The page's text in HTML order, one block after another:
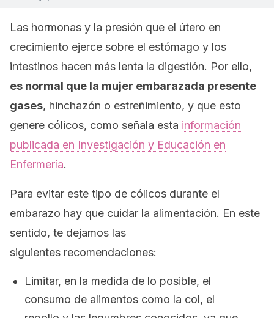
Las hormonas y la presión que el útero en
crecimiento ejerce sobre el estómago y los
intestinos hacen más lenta la digestión. Por ello,
es normal que la mujer embarazada presente
gases, hinchazón o estreñimiento, y que esto
genere cólicos, como señala esta información
publicada en Investigación y Educación en
Enfermería.
Para evitar este tipo de cólicos durante el
embarazo hay que cuidar la alimentación. En este
sentido, te dejamos las
siguientes recomendaciones:
Limitar, en la medida de lo posible, el
consumo de alimentos como la col, el